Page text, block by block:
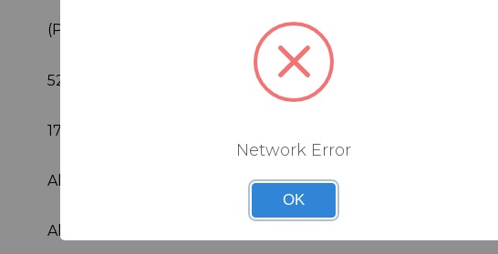
(Pas d'étoile: DM Chainring)
52 mm
170 mm
Alu
Aluminium
Network Error
OK